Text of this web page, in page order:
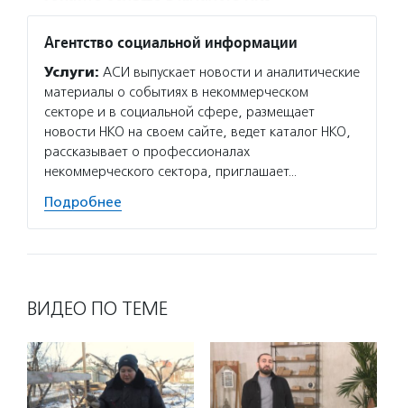
Агентство социальной информации
Услуги: АСИ выпускает новости и аналитические
материалы о событиях в некоммерческом
секторе и в социальной сфере, размещает
новости НКО на своем сайте, ведет каталог НКО,
рассказывает о профессионалах
некоммерческого сектора, приглашает…
Подробнее
ВИДЕО ПО ТЕМЕ